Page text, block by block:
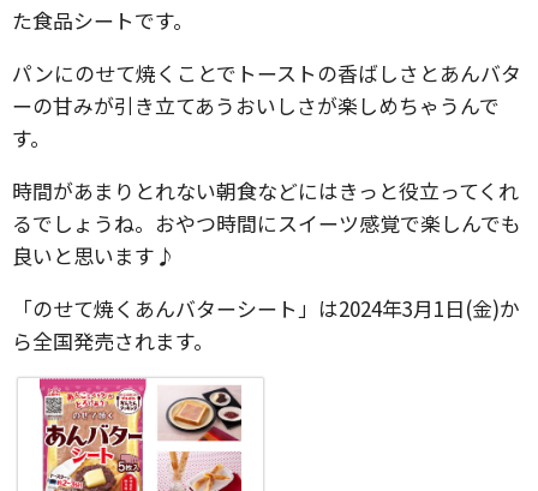
た食品シートです。
パンにのせて焼くことでトーストの香ばしさとあんバタ
ーの甘みが引き立てあうおいしさが楽しめちゃうんで
す。
時間があまりとれない朝食などにはきっと役立ってくれ
るでしょうね。おやつ時間にスイーツ感覚で楽しんでも
良いと思います♪
「のせて焼くあんバターシート」は2024年3月1日(金)か
ら全国発売されます。